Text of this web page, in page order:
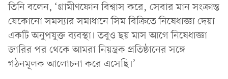
তিনি বলেন, ‘গ্রামীণফোন বিশ্বাস করে, সেবার মান সংক্রান্ত
যেকোনো সমস্যার সমাধানে সিম বিক্রিতে নিষেধাজ্ঞা দেয়া
একটি অনুপযুক্ত ব্যবস্থা। তবুও ছয় মাস আগে নিষেধাজ্ঞা
জারির পর থেকে আমরা নিয়ন্ত্রক প্রতিষ্ঠানের সঙ্গে
গঠনমূলক আলোচনা করে এসেছি।’